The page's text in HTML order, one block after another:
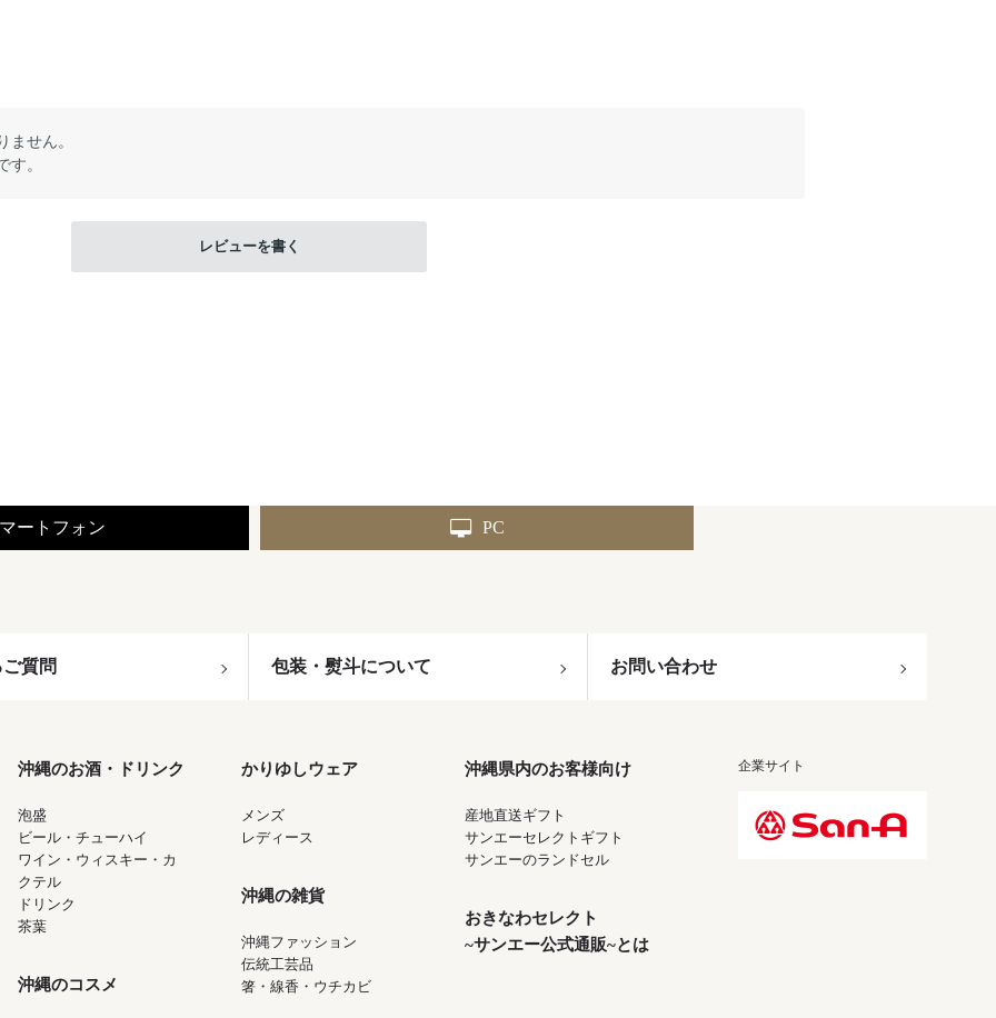
ません。
す。
レビューを書く
ートフォン PC
質問 包装・熨斗について お問い合わせ
沖縄のお酒・ドリンク
泡盛
ビール・チューハイ
ワイン・ウィスキー・カ
クテル
ドリンク
茶葉
沖縄のコスメ
かりゆしウェア
メンズ
レディース
沖縄の雑貨
沖縄ファッション
伝統工芸品
箸・線香・ウチカビ
沖縄県内のお客様向け
産地直送ギフト
サンエーセレクトギフト
サンエーのランドセル
おきなわセレクト
~サンエー公式通販~とは
企業サイト